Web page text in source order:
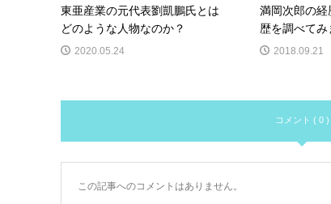
東亜産業の元代表劉凱鵬氏とは
どのような人物なのか？
2020.05.24
満岡次郎の
歴を調べてみ
2018.09.21
コメント ( 0 )
この記事へのコメントはありません。